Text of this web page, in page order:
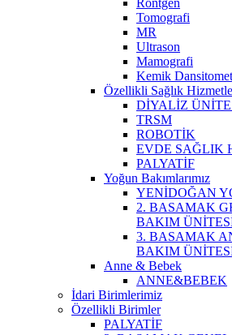
Tomografi
MR
Ultrason
Mamografi
Kemik
Özellikli Sağlık
DİYALİZ
TRSM
ROBOTİK
EVDE SAĞLIK
PALYATİF
Yoğun Bakımlarımız
YENİDOĞAN
2. BASAMAK
BAKIM
3. BASAMAK
BAKIM
Anne & Bebek
ANNE&BEBEK
İdari Birimlerimiz
Özellikli Birimler
PALYATİF